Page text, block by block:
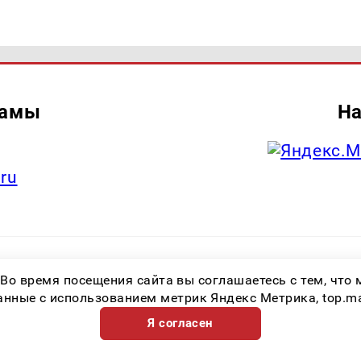
информационной продукции: 16+ Зарегистрировавший орган:
коммуникаций (Роскомнадзор) Регистрационный номер СМИ ЭЛ № ФС
время посещения сайта вы соглашаетесь с тем,
с использованием метрик Яндекс Метрика,
Я согласен